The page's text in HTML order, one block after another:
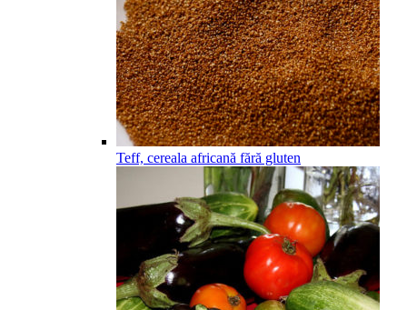
Teff, cereala africană fără gluten